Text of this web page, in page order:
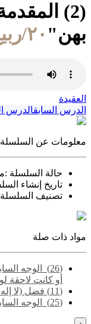
(2)
بهن" ٢٠/ربيع الأول/١٤٣٨ الموافق ١٩/ديسمبر/٢٠١٦
العقيدة
الدرس السابقالدرس
معلومات عن السلسلة
حالة السلسلة :
تاريخ إنشاء
تصنيف
مواد ذات صلة
(26) ‌‌ الوجه
أو كانت لاحقة
(11) فضل (لا إله إلا الله) وما يقع من القلب منها - قوله: "وليس التوحيد مجرد إقرار العبد بأنه لا خالق إلا الله.."
(25) ‌‌ الوجه السابع عشر - العقليات المبتدعة بنيت على أقوال مشتبهة مجملة تشتمل على حق وباطل - قوله: "والمقصود هنا الفرق بين ما لا يتم الوجوب إلا به، وما لا يتم الواجب إلا به"